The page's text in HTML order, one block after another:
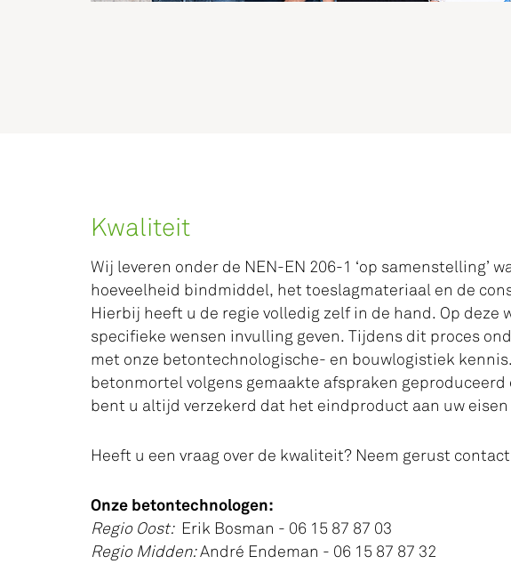
Kwaliteit
Wij leveren onder de NEN-EN 206-1 ‘op samenstelling’
hoeveelheid bindmiddel, het toeslagmateriaal en de
Hierbij heeft u de regie volledig zelf in de hand. Op deze
specifieke wensen invulling geven. Tijdens dit proces
met onze betontechnologische- en bouwlogistiek
betonmortel volgens gemaakte afspraken geproduceerd
bent u altijd verzekerd dat het eindproduct aan uw
Heeft u een vraag over de kwaliteit? Neem gerust
Onze betontechnologen:
Regio Oost: Erik Bosman - 06 15 87 87 03
Regio Midden:André Endeman - 06 15 87 87 32